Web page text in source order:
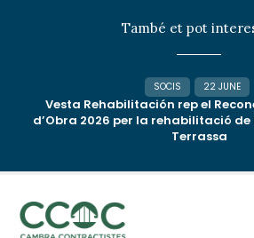
També et pot
SOCIS 22 JUNE
Vesta Rehabilitación rep el
d’Obra 2026 per la rehabilitació
Terrassa